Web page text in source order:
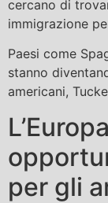
cercano di
immigrazione
Paesi come
stanno
americani,
per gli